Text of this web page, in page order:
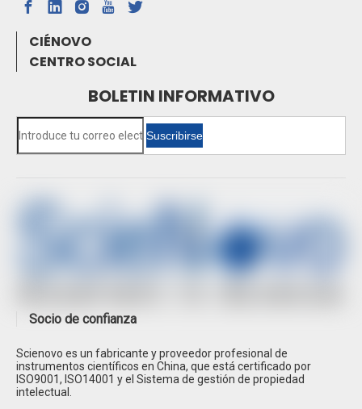
CIÉNOVO
CENTRO SOCIAL
BOLETIN INFORMATIVO
Suscribirse
Socio de confianza
Scienovo es un fabricante y proveedor profesional de
instrumentos científicos en China, que está certificado por
ISO9001, ISO14001 y el Sistema de gestión de propiedad
intelectual.